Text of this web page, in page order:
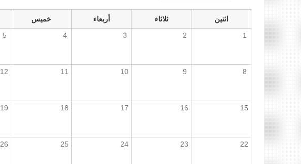
اثنين ثلاثاء أربعاء خميس
1
2
3
4
5
8
9
10
11
12
15
16
17
18
19
22
23
24
25
26